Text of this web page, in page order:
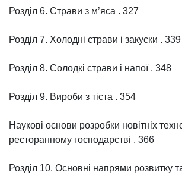
Розділ 6. Страви з м’яса . 327
Розділ 7. Холодні страви і закуски . 339
Розділ 8. Солодкі страви і напої . 348
Розділ 9. Вироби з тіста . 354
Наукові основи розробки новітніх
ресторанному господарстві . 366
Розділ 10. Основні напрями розвитку